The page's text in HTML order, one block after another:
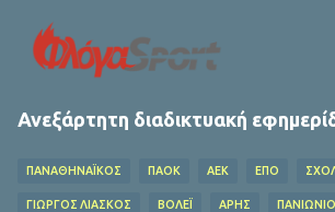
Ανεξάρτητη διαδικτυακή
ΠΑΝΑΘΗΝΑΪΚΟΣ ΠΑΟΚ ΑΕΚ ΕΠΟ
ΓΙΩΡΓΟΣ ΛΙΑΣΚΟΣ ΒΌΛΕΪ ΑΡΗΣ